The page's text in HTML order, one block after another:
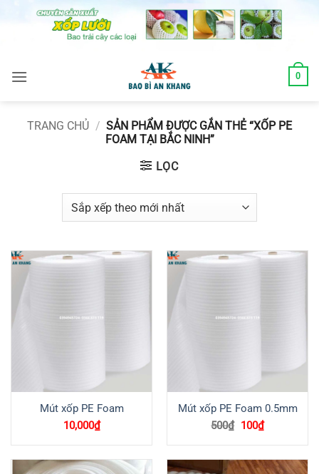
0
TRANG CHỦ / SẢN PHẨM ĐƯỢC GẮN THẺ “XỐP PE
FOAM TẠI BẮC NINH”
LỌC
Mút xốp PE Foam
10,000₫
Mút xốp PE Foam 0.5mm
500₫ Giá
là:
500₫.
100₫Giá
hiện
tại
là:
100₫.